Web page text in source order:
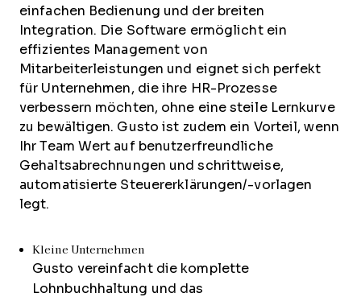
einfachen Bedienung und der breiten
Integration. Die Software ermöglicht ein
effizientes Management von
Mitarbeiterleistungen und eignet sich perfekt
für Unternehmen, die ihre HR-Prozesse
verbessern möchten, ohne eine steile Lernkurve
zu bewältigen. Gusto ist zudem ein Vorteil, wenn
Ihr Team Wert auf benutzerfreundliche
Gehaltsabrechnungen und schrittweise,
automatisierte Steuererklärungen/-vorlagen
legt.
Kleine Unternehmen
Gusto vereinfacht die komplette
Lohnbuchhaltung und das